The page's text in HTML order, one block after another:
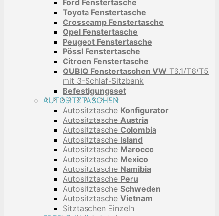
Ford Fenstertasche
Toyota Fenstertasche
Crosscamp Fenstertasche
Opel Fenstertasche
Peugeot Fenstertasche
Pössl Fenstertasche
Citroen Fenstertasche
QUBIQ Fenstertaschen VW T6.1/T6/T5
mit 3-Schlaf-Sitzbank
Befestigungsset
AUTOSITZTASCHEN
Autositztasche Konfigurator
Autositztasche Austria
Autositztasche Colombia
Autositztasche Island
Autositztasche Marocco
Autositztasche Mexico
Autositztasche Namibia
Autositztasche Peru
Autositztasche Schweden
Autositztasche Vietnam
Sitztaschen Einzeln